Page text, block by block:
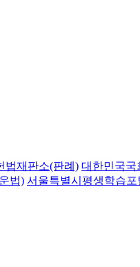
법재판소(판례) 대한민국국
법) 서울특별시평생학습포